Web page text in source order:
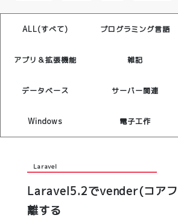
ALL(すべて) プログラミング言語
アプリ＆拡張機能 雑記
データベース サーバー関連
Windows 電子工作
Laravel
Laravel5.2でvender(コア
離する